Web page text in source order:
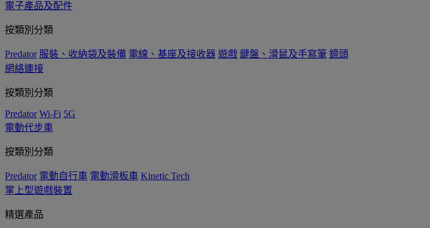
電子產品及配件
按類別分類
Predator 服裝、收納袋及裝備 電線、基座及接收器 遊戲 鍵盤、滑鼠及手寫筆 鏡頭
網絡連接
按類別分類
Predator Wi-Fi 5G
電動代步車
按類別分類
Predator 電動自行車 電動滑板車 Kinetic Tech
掌上型遊戲裝置
精選產品